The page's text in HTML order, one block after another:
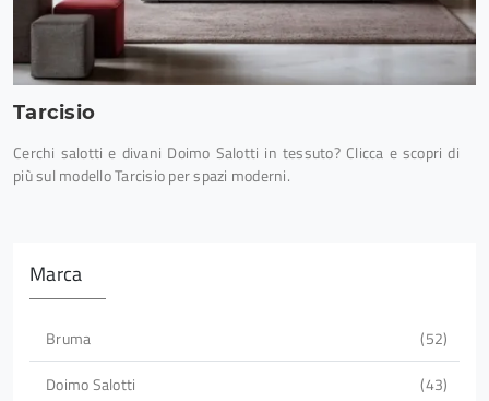
Marca
Bruma
52
Doimo Salotti
43
Tarcisio
Cerchi salotti e divani Doimo Salotti in tessuto? Clicca e scopri di
più sul modello Tarcisio per spazi moderni.